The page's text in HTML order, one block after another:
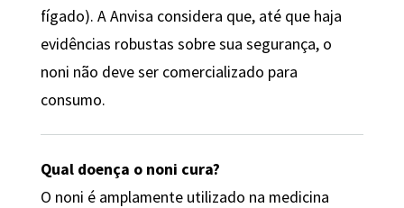
fígado). A Anvisa considera que, até que haja
evidências robustas sobre sua segurança, o
noni não deve ser comercializado para
consumo.
Qual doença o noni cura?
O noni é amplamente utilizado na medicina